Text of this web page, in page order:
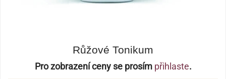
Růžové Tonikum
Pro zobrazení ceny se prosím přihlaste.